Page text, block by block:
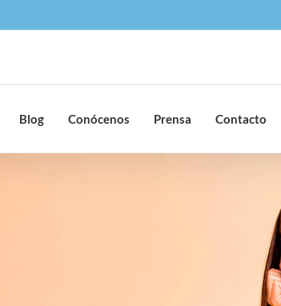
Blog Conócenos Prensa Contacto